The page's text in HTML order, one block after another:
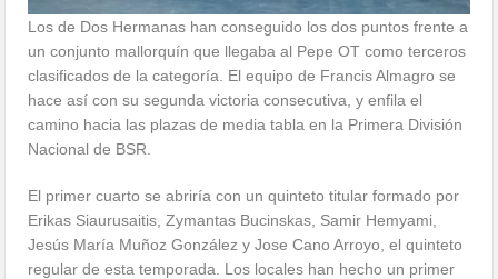
Los de Dos Hermanas han conseguido los dos puntos frente a
un conjunto mallorquín que llegaba al Pepe OT como terceros
clasificados de la categoría. El equipo de Francis Almagro se
hace así con su segunda victoria consecutiva, y enfila el
camino hacia las plazas de media tabla en la Primera División
Nacional de BSR.
El primer cuarto se abriría con un quinteto titular formado por
Erikas Siaurusaitis, Zymantas Bucinskas, Samir Hemyami,
Jesús María Muñoz González y Jose Cano Arroyo, el quinteto
regular de esta temporada. Los locales han hecho un primer